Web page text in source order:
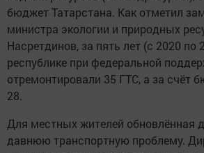
бюджет Татарстана. Как отметил
министра экологии и природных
Насретдинов, за пять лет (с 2020 по
республике при федеральной
отремонтировали 35 ГТС, а за счёт
28.
Для местных жителей обновлённая
давнюю транспортную проблему.